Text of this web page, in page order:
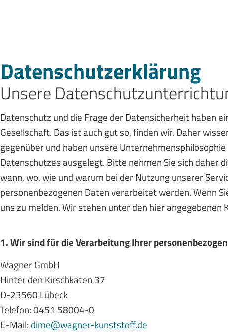
Datenschutz­erklärung
Unsere
Datenschutz und die Frage der Datensicherheit haben
Gesellschaft. Das ist auch gut so, finden wir. Daher
gegenüber und haben unsere
Datenschutzes ausgelegt. Bitte nehmen Sie sich daher
wann, wo, wie und warum bei der Nutzung unserer
personenbezogenen Daten verarbeitet werden. Wenn
uns zu melden. Wir stehen unter den hier
1. Wir sind für die Verarbeitung Ihrer
Wagner GmbH
Hinter den Kirschkaten 37
D-23560 Lübeck
Telefon: 0451 58004-0
E-Mail: dime@wagner-kunststoff.de